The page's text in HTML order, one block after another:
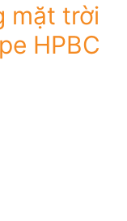
mặt trời
HPBC